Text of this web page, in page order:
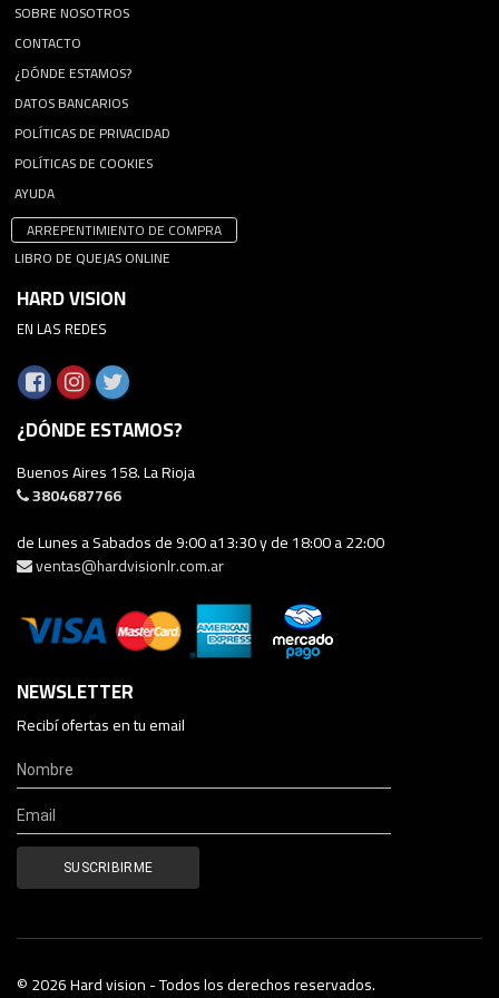
SOBRE NOSOTROS
CONTACTO
¿DÓNDE ESTAMOS?
DATOS BANCARIOS
POLÍTICAS DE PRIVACIDAD
POLÍTICAS DE COOKIES
AYUDA
ARREPENTIMIENTO DE COMPRA
LIBRO DE QUEJAS ONLINE
HARD VISION
EN LAS REDES
¿DÓNDE ESTAMOS?
Buenos Aires 158. La Rioja
3804687766
de Lunes a Sabados de 9:00 a13:30 y de 18:00 a 22:00
ventas@hardvisionlr.com.ar
NEWSLETTER
Recibí ofertas en tu email
© 2026 Hard vision - Todos los derechos reservados.